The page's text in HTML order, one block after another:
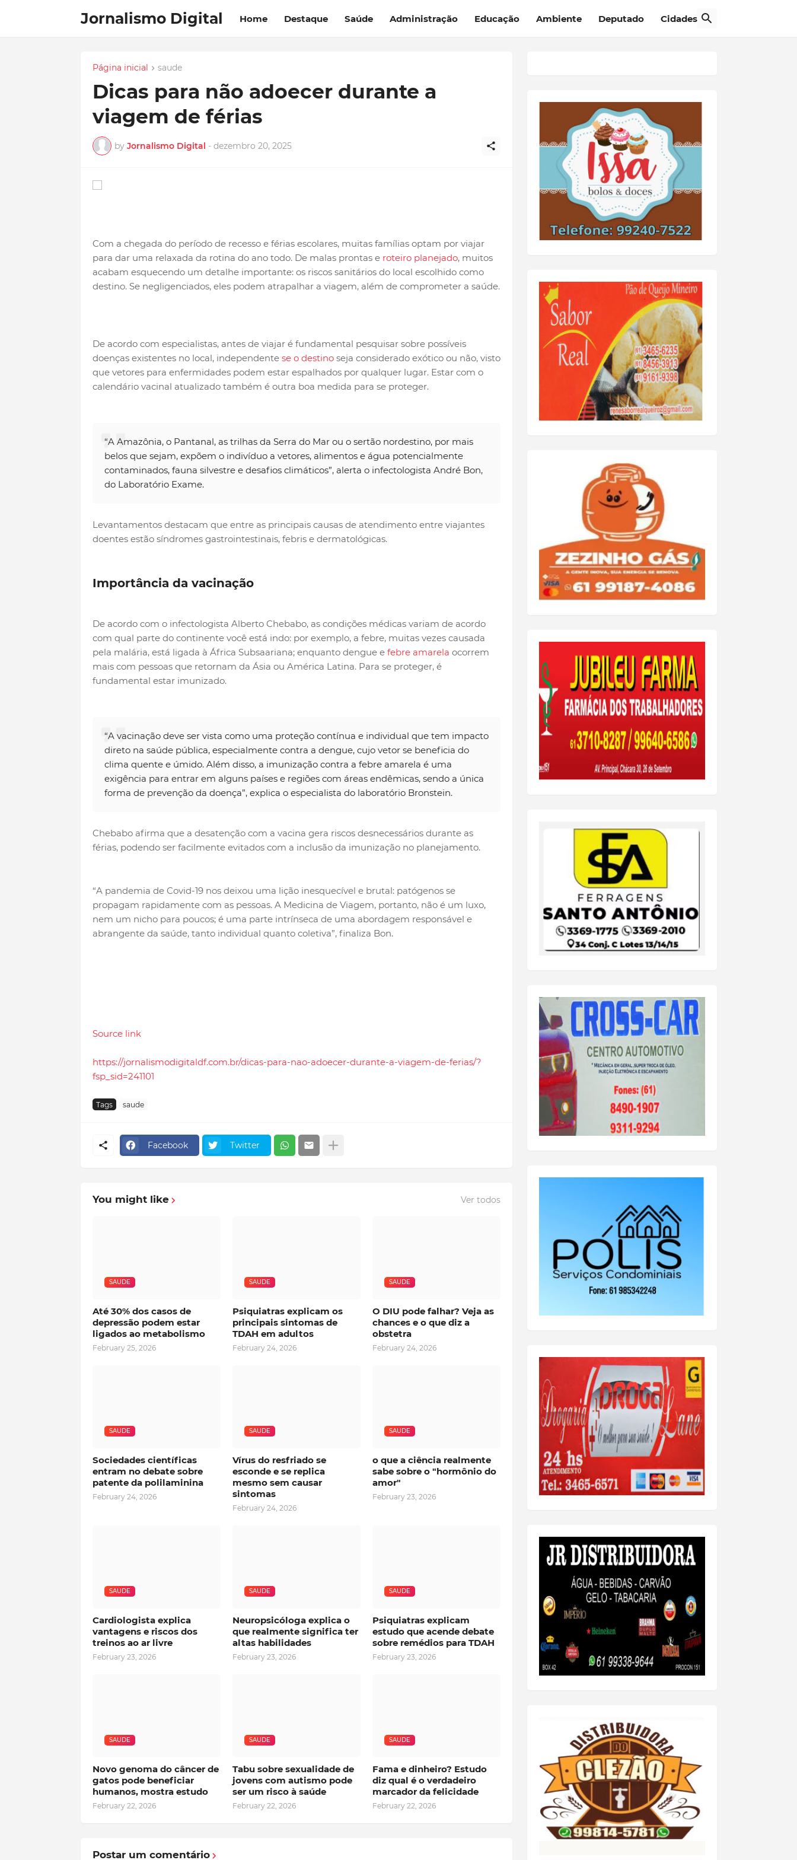
Jornalismo Digital Home Destaque Saúde Administração Educação Ambiente Deputado Cidades
Página inicial saude
Dicas para não adoecer durante a
viagem de férias
by Jornalismo Digital - dezembro 20, 2025
Com a chegada do período de recesso e férias escolares, muitas famílias optam por viajar
para dar uma relaxada da rotina do ano todo. De malas prontas e roteiro planejado, muitos
acabam esquecendo um detalhe importante: os riscos sanitários do local escolhido como
destino. Se negligenciados, eles podem atrapalhar a viagem, além de comprometer a saúde.
De acordo com especialistas, antes de viajar é fundamental pesquisar sobre possíveis
doenças existentes no local, independente se o destinoseja considerado exótico ou não, visto
que vetores para enfermidades podem estar espalhados por qualquer lugar. Estar com o
calendário vacinal atualizado também é outra boa medida para se proteger.
“A Amazônia, o Pantanal, as trilhas da Serra do Mar ou o sertão nordestino, por mais
belos que sejam, expõem o indivíduo a vetores, alimentos e água potencialmente
contaminados, fauna silvestre e desafios climáticos”, alerta o infectologista André Bon,
do Laboratório Exame.
Levantamentos destacam que entre as principais causas de atendimento entre viajantes
doentes estão síndromes gastrointestinais, febris e dermatológicas.
Importância da vacinação
De acordo com o infectologista Alberto Chebabo, as condições médicas variam de acordo
com qual parte do continente você está indo: por exemplo, a febre, muitas vezes causada
pela malária, está ligada à África Subsaariana; enquanto dengue efebre amarela ocorrem
mais com pessoas que retornam da Ásia ou América Latina. Para se proteger, é
fundamental estar imunizado.
“A vacinação deve ser vista como uma proteção contínua e individual que tem impacto
direto na saúde pública, especialmente contra a dengue, cujo vetor se beneficia do
clima quente e úmido. Além disso, a imunização contra a febre amarela é uma
exigência para entrar em alguns países e regiões com áreas endêmicas, sendo a única
forma de prevenção da doença”, explica o especialista do laboratório Bronstein.
Chebabo afirma que a desatenção com a vacina gera riscos desnecessários durante as
férias, podendo ser facilmente evitados com a inclusão da imunização no planejamento.
“A pandemia de Covid-19 nos deixou uma lição inesquecível e brutal: patógenos se
propagam rapidamente com as pessoas. A Medicina de Viagem, portanto, não é um luxo,
nem um nicho para poucos; é uma parte intrínseca de uma abordagem responsável e
abrangente da saúde, tanto individual quanto coletiva”, finaliza Bon.
Source link
https://jornalismodigitaldf.com.br/dicas-para-nao-adoecer-durante-a-viagem-de-ferias/?
fsp_sid=241101
Tags saude
Facebook Twitter
You might like Ver todos
SAUDE
Até 30% dos casos de
depressão podem estar
ligados ao metabolismo
February 25, 2026
SAUDE
Psiquiatras explicam os
principais sintomas de
TDAH em adultos
February 24, 2026
SAUDE
O DIU pode falhar? Veja as
chances e o que diz a
obstetra
February 24, 2026
SAUDE
Sociedades científicas
entram no debate sobre
patente da polilaminina
February 24, 2026
SAUDE
Vírus do resfriado se
esconde e se replica
mesmo sem causar
sintomas
February 24, 2026
SAUDE
o que a ciência realmente
sabe sobre o "hormônio do
amor"
February 23, 2026
SAUDE
Cardiologista explica
vantagens e riscos dos
treinos ao ar livre
February 23, 2026
SAUDE
Neuropsicóloga explica o
que realmente significa ter
altas habilidades
February 23, 2026
SAUDE
Psiquiatras explicam
estudo que acende debate
sobre remédios para TDAH
February 23, 2026
SAUDE
Novo genoma do câncer de
gatos pode beneficiar
humanos, mostra estudo
February 22, 2026
SAUDE
Tabu sobre sexualidade de
jovens com autismo pode
ser um risco à saúde
February 22, 2026
SAUDE
Fama e dinheiro? Estudo
diz qual é o verdadeiro
marcador da felicidade
February 22, 2026
Postar um comentário